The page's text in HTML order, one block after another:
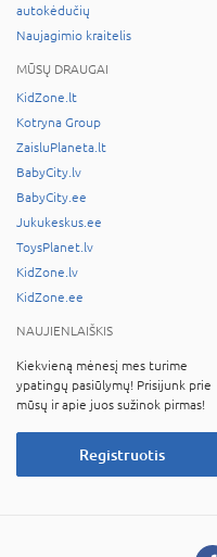
autokėdučių
Naujagimio kraitelis
MŪSŲ DRAUGAI
KidZone.lt
Kotryna Group
ZaisluPlaneta.lt
BabyCity.lv
BabyCity.ee
Jukukeskus.ee
ToysPlanet.lv
KidZone.lv
KidZone.ee
NAUJIENLAIŠKIS
Kiekvieną mėnesį mes turime
ypatingų pasiūlymų! Prisijunk prie
mūsų ir apie juos sužinok pirmas!
Registruotis